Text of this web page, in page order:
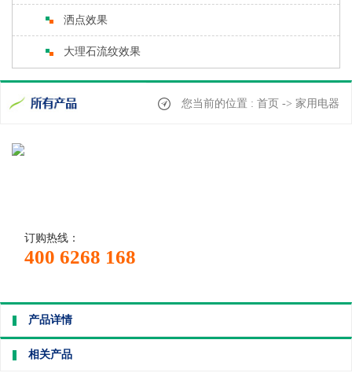
洒点效果
大理石流纹效果
您当前的位置 : 首页 -> 家用电器
订购热线：
400 6268 168
产品详情
相关产品